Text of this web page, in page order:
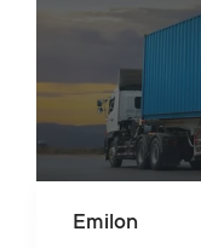
Emilon